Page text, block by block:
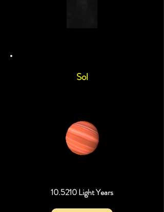
Sol
10.5210 Light Years